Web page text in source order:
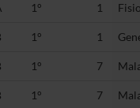
1° 1
1° 1
1° 7
1° 7